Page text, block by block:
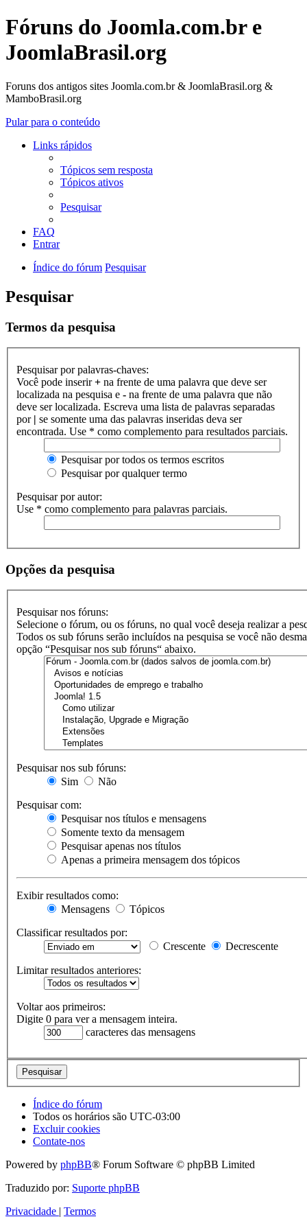
Fóruns do Joomla.com.br e
JoomlaBrasil.org
Foruns dos antigos sites Joomla.com.br & JoomlaBrasil.org &
MamboBrasil.org
Pular para o conteúdo
Links rápidos
Tópicos sem resposta
Tópicos ativos
Pesquisar
FAQ
Entrar
Índice do fórum Pesquisar
Pesquisar
Termos da pesquisa
Pesquisar por palavras-chaves:
Você pode inserir+ na frente de uma palavra que deve ser
localizada na pesquisa e - na frente de uma palavra que não
deve ser localizada. Escreva uma lista de palavras separadas
por | se somente uma das palavras inseridas deva ser
encontrada. Use * como complemento para resultados parciais.
Pesquisar por todos os termos escritos
Pesquisar por qualquer termo
Pesquisar por autor:
Use * como complemento para palavras parciais.
Opções da pesquisa
Pesquisar nos fóruns:
Selecione o fórum, ou os fóruns, no qual você deseja realizar a
Todos os sub fóruns serão incluídos na pesquisa se você não
opção “Pesquisar nos sub fóruns“ abaixo.
Pesquisar nos sub fóruns:
Sim
Não
Pesquisar com:
Pesquisar nos títulos e mensagens
Somente texto da mensagem
Pesquisar apenas nos títulos
Apenas a primeira mensagem dos tópicos
Exibir resultados como:
Mensagens
Tópicos
Classificar resultados por:
Crescente
Decrescente
Limitar resultados anteriores:
Voltar aos primeiros:
Digite 0 para ver a mensagem inteira.
caracteres das mensagens
Índice do fórum
Todos os horários são UTC-03:00
Excluir cookies
Contate-nos
Powered by phpBB® Forum Software © phpBB Limited
Traduzido por: Suporte phpBB
Privacidade | Termos